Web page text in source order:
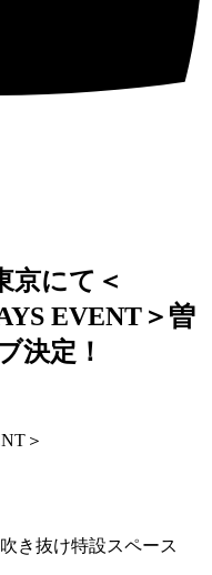
京にて＜
EVENT＞曽
決定！
＞
き抜け特設スペース